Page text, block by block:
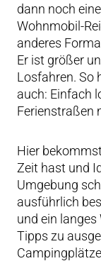
dann noch
Wohnmobil-
anderes
Er ist größer
Losfahren. So
auch: Einfach
Ferienstraßen
Hier
Zeit hast und
Umgebung
ausführlich
und ein
Tipps zu